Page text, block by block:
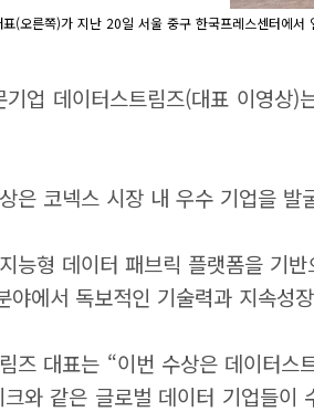
(오른쪽)가 지난 20일 서울 중구 한국프레스센터에
업 데이터스트림즈(대표 이영상
은 코넥스 시장 내 우수 기업을
능형 데이터 패브릭 플랫폼을 기
야에서 독보적인 기술력과 지속성
즈 대표는 “이번 수상은 데이터
크와 같은 글로벌 데이터 기업들